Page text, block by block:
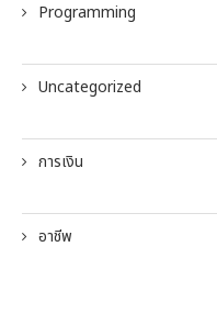
Programming
Uncategorized
การเงิน
อาชีพ